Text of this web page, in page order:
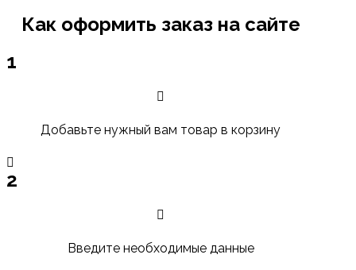
Как оформить заказ на сайте
1
Добавьте нужный вам товар в корзину
2
Введите необходимые данные